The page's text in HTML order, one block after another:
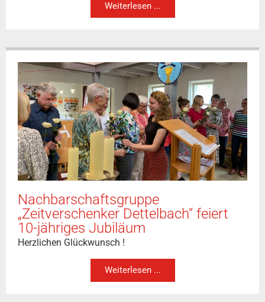
Weiterlesen ...
Nachbarschaftsgruppe
„Zeitverschenker Dettelbach“ feiert
10-jähriges Jubiläum
Herzlichen Glückwunsch !
Weiterlesen ...